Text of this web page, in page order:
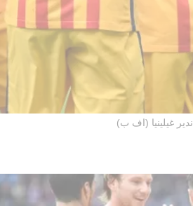
اندير غيلينيا (اف ب)